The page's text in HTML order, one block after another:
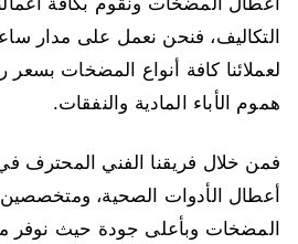
التكاليف، فنحن نعمل على مدار
لعملائنا كافة أنواع المضخات
هموم الأباء المادية والنفقات.
فمن خلال فريقنا الفني المحترف
أعطال الأدوات الصحية، ومتخصصين
المضخات وبأعلى جودة حيث نوفر